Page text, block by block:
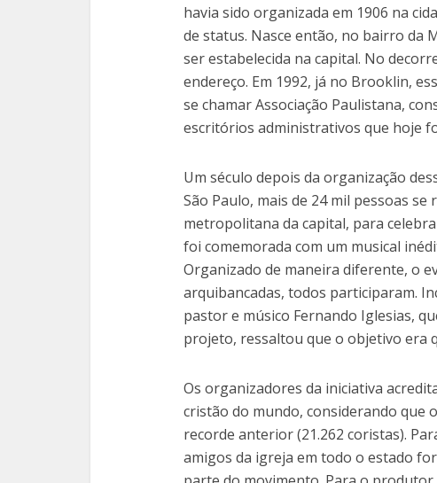
havia sido organizada em 1906 na
de status. Nasce então, no bairro da
ser estabelecida na capital. No
endereço. Em 1992, já no Brooklin,
se chamar Associação Paulistana,
escritórios administrativos que hoje
Um século depois da organização
São Paulo, mais de 24 mil pessoas
metropolitana da capital, para
foi comemorada com um musical
Organizado de maneira diferente, o
arquibancadas, todos participaram.
pastor e músico Fernando Iglesias,
projeto, ressaltou que o objetivo era
Os organizadores da iniciativa
cristão do mundo, considerando que
recorde anterior (21.262 coristas).
amigos da igreja em todo o estado